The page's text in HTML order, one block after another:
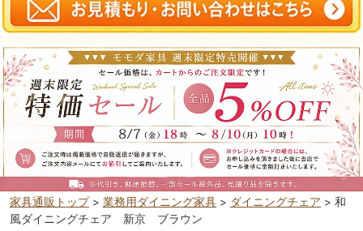
家具通販トップ> 業務用ダイニング家具 > ダイニングチェア > 和
風ダイニングチェア 新京 ブラウン